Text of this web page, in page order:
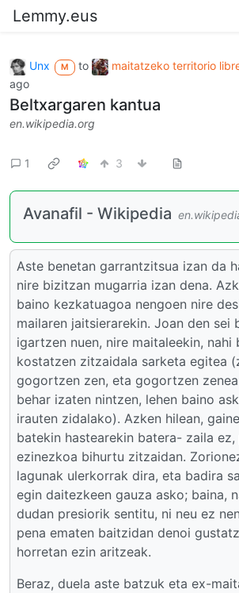
Lemmy.eus
Unx M to maitatzeko territorio
ago
Beltxargaren kantua
en.wikipedia.org
1 3
Avanafil - Wikipedia
Aste benetan garrantzitsua izan da
nire bizitzan mugarria izan dena.
baino kezkatuagoa nengoen nire
mailaren jaitsierarekin. Joan den sei
igartzen nuen, nire maitaleekin, nahi
kostatzen zitzaidala sarketa egitea
gogortzen zen, eta gogortzen
behar izaten nintzen, lehen baino
irauten zidalako). Azken hilean,
batekin hastearekin batera- zaila
ezinezkoa bihurtu zitzaidan.
lagunak ulerkorrak dira, eta badira
egin daitezkeen gauza asko; baina,
dudan presiorik sentitu, ni neu ez
pena ematen baitzidan denoi
horretan ezin aritzeak.
Beraz, duela aste batzuk eta ex-